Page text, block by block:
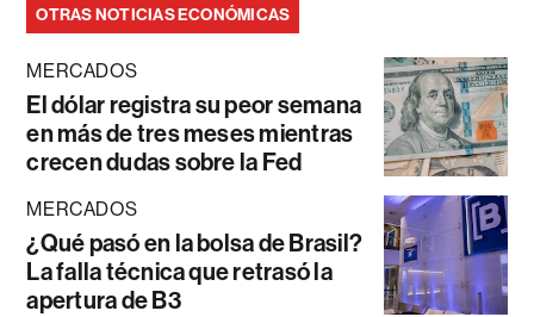
OTRAS NOTICIAS ECONÓMICAS
MERCADOS
El dólar registra su peor semana
en más de tres meses mientras
crecen dudas sobre la Fed
MERCADOS
¿Qué pasó en la bolsa de Brasil?
La falla técnica que retrasó la
apertura de B3